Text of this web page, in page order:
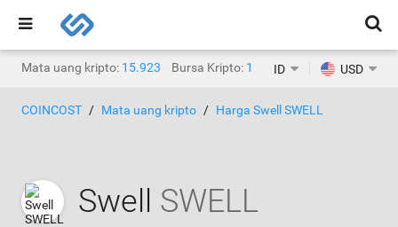
Mata uang kripto: 15.923 Bursa Kripto: 1.471ID USD
COINCOST Mata uang kripto Harga Swell SWELL
Swell SWELL